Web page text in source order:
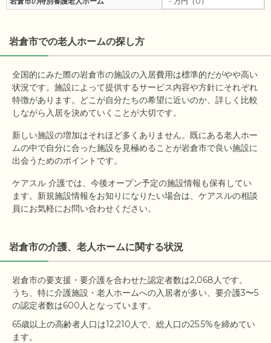
岩倉市での老人ホームの探し方
全国的にみた際の岩倉市の施設の入居費用は標準的だがやや高い
状況です。施設によって提供するサービス内容や方針にそれぞれ
特徴があります。どこが自分たちの希望に近いのか、詳しく比較
しながら入居を決めていくことが大切です。
新しい施設の増加はそれほど多くありません。既にある老人ホー
ムの中で自分に合った施設を見極めることが岩倉市で良い施設に
出会うためのポイントです。
ケアスル 介護では、今後オープン予定の施設情報も保有してい
ます。新規施設情報をお知りになりたい場合は、ケアスルの相談
員にお気軽にお問い合わせください。
岩倉市の介護、老人ホームに関する状況
岩倉市の要支援・要介護を合わせた認定者数は2,068人です。
うち、特に介護施設・老人ホームへの入居者が多い、要介護3〜5
65歳以上の高齢者人口は12,210人で、総人口の25.5%を締めてい
ます。